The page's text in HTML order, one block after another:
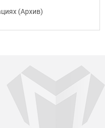
(Архив)